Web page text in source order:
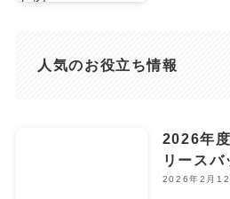
人気のお役立ち情報
2026年
リースバ
2026年2月12